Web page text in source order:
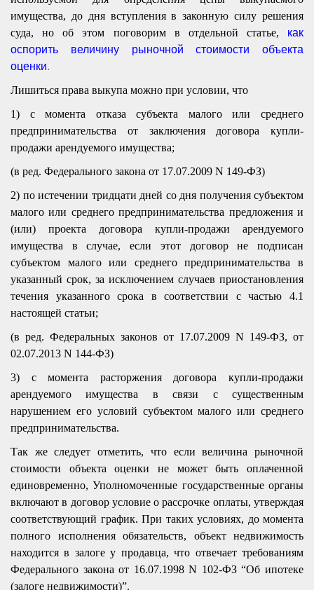
имущества, до дня вступления в законную силу решения
суда, но об этом поговорим в отдельной статье, как
оспорить величину рыночной стоимости объекта
оценки.
Лишиться права выкупа можно при условии, что
1) с момента отказа субъекта малого или среднего
предпринимательства от заключения договора купли-
продажи арендуемого имущества;
(в ред. Федерального закона от 17.07.2009 N 149-ФЗ)
2) по истечении тридцати дней со дня получения субъектом
малого или среднего предпринимательства предложения и
(или) проекта договора купли-продажи арендуемого
имущества в случае, если этот договор не подписан
субъектом малого или среднего предпринимательства в
указанный срок, за исключением случаев приостановления
течения указанного срока в соответствии с частью 4.1
настоящей статьи;
(в ред. Федеральных законов от 17.07.2009 N 149-ФЗ, от
02.07.2013 N 144-ФЗ)
3) с момента расторжения договора купли-продажи
арендуемого имущества в связи с существенным
нарушением его условий субъектом малого или среднего
предпринимательства.
Так же следует отметить, что если величина рыночной
стоимости объекта оценки не может быть оплаченной
единовременно,Уполномоченные государственные органы
включают в договор условие о рассрочке оплаты, утверждая
соответствующий график. При таких условиях, до момента
полного исполнения обязательств, объект недвижимость
находится в залоге у продавца, что отвечает требованиям
Федерального закона от 16.07.1998 N 102-ФЗ “Об ипотеке
(залоге недвижимости)”.